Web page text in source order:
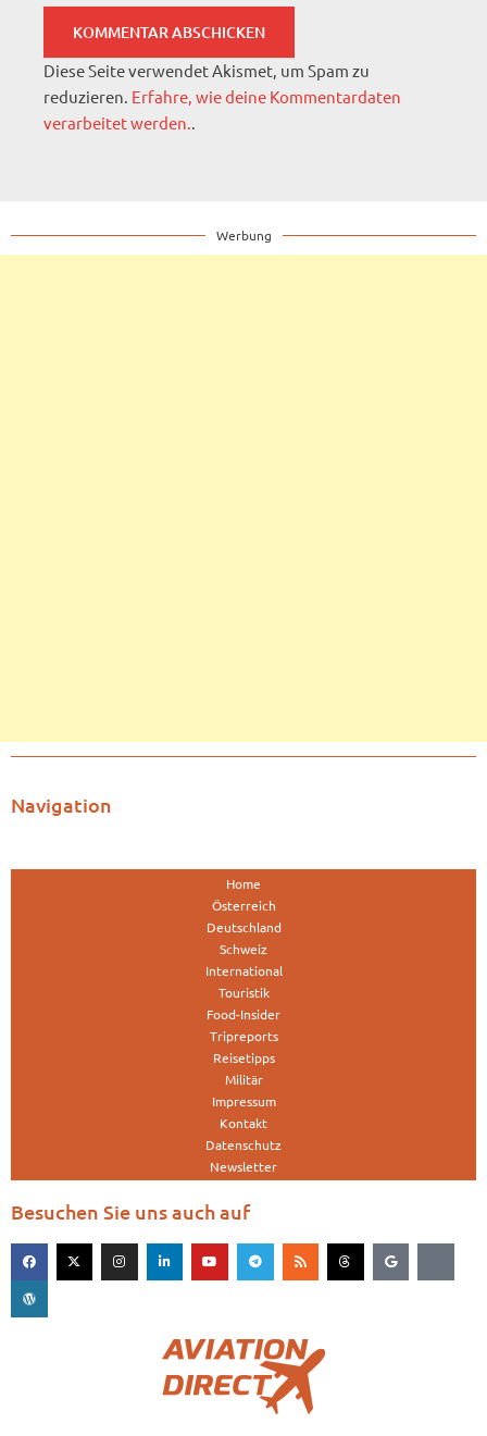
Diese Seite verwendet Akismet, um Spam zu
reduzieren. Erfahre, wie deine Kommentardaten
verarbeitet werden..
Werbung
Navigation
Home
Österreich
Deutschland
Schweiz
International
Touristik
Food-Insider
Tripreports
Reisetipps
Militär
Impressum
Kontakt
Datenschutz
Newsletter
Besuchen Sie uns auch auf